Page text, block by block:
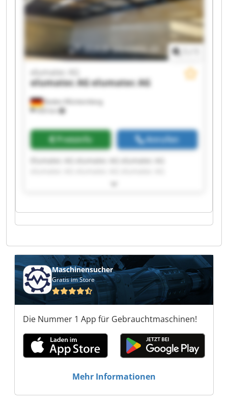
Baden-Württemberg
450 km
elumatec AG
elumatec AGelumatec AG
Preisinfo Anrufen
Elumatec AG elumatec AG elumatec AG
elumatec AG elumatec AG elumatec AG
elumatec AG elumatec AG elumatec AG
elumatec AG elumatec AG
Maschinensucher
Gratis im Store
Die Nummer 1 App für Gebrauchtmaschinen!
Mehr Informationen